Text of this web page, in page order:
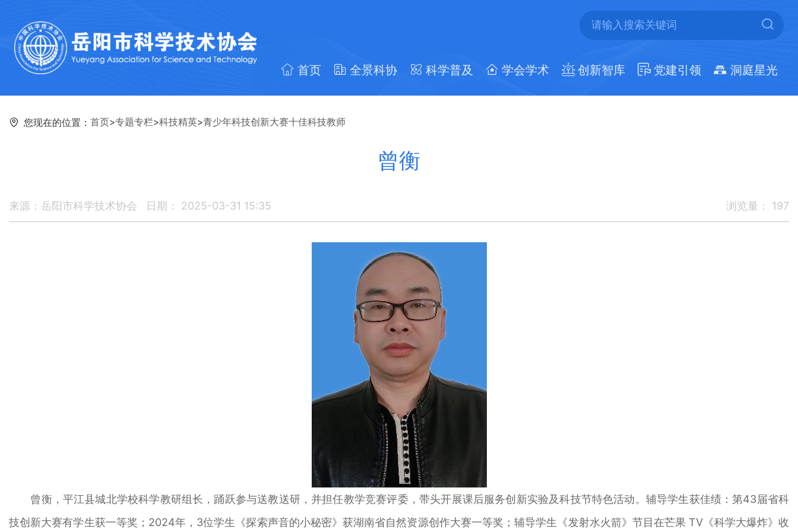
首页 全景科协 科学普及 学会学术 创新智库 党建引领 洞庭星光
您现在的位置： 首页>专题专栏>科技精英>青少年科技创新大赛十佳科技教师
曾衡
来源：岳阳市科学技术协会 日期： 2025-03-31 15:35 浏览量： 197
曾衡，平江县城北学校科学教研组长，踊跃参与送教送研，并担任教学竞赛评委，带头开展课后服务创新实验及科技节特色活动。辅导学生获佳绩：第43届省科
技创新大赛有学生获一等奖；2024年，3位学生《探索声音的小秘密》获湖南省自然资源创作大赛一等奖；辅导学生《发射水火箭》节目在芒果 TV《科学大爆炸》收